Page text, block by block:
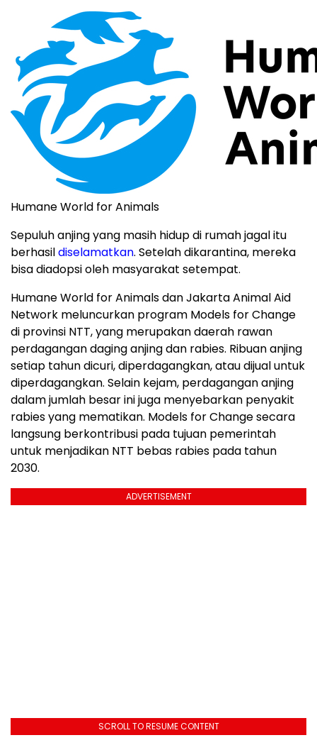
Humane World for Animals
Sepuluh anjing yang masih hidup di rumah jagal itu
berhasildiselamatkan. Setelah dikarantina, mereka
bisa diadopsi oleh masyarakat setempat.
Humane World for Animals dan Jakarta Animal Aid
Network meluncurkan program Models for Change
di provinsi NTT, yang merupakan daerah rawan
perdagangan daging anjing dan rabies. Ribuan anjing
setiap tahun dicuri, diperdagangkan, atau dijual untuk
diperdagangkan. Selain kejam, perdagangan anjing
dalam jumlah besar ini juga menyebarkan penyakit
rabies yang mematikan. Models for Change secara
langsung berkontribusi pada tujuan pemerintah
untuk menjadikan NTT bebas rabies pada tahun
2030.
ADVERTISEMENT
SCROLL TO RESUME CONTENT